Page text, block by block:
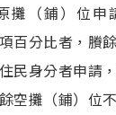
攤（鋪）位申
百分比者，賸
民身分者申請
空攤（鋪）位